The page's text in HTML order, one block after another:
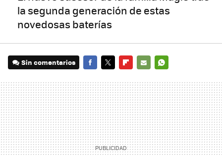
la segunda generación de estas
novedosas baterías
Sin comentarios
MAIL